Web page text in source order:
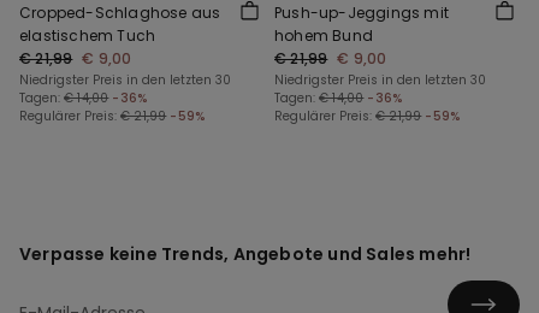
Cropped-Schlaghose aus
elastischem Tuch
€ 21,99 € 9,00
Niedrigster Preis in den letzten 30
Tagen: € 14,00 -36%
Regulärer Preis: € 21,99 -59%
Push-up-Jeggings mit
hohem Bund
€ 21,99 € 9,00
Niedrigster Preis in den letzten 30
Tagen: € 14,00 -36%
Regulärer Preis: € 21,99 -59%
Verpasse keine Trends, Angebote und Sales mehr!